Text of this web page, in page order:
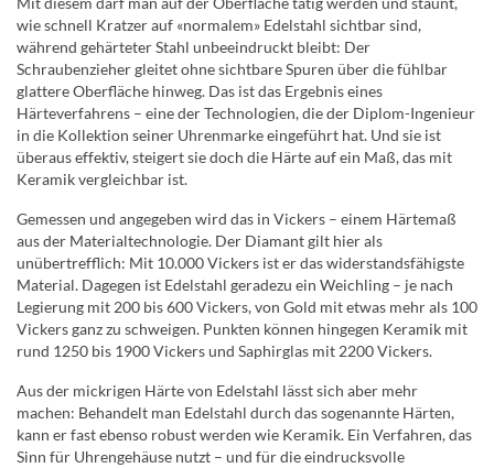
wie schnell Kratzer auf «normalem» Edelstahl sichtbar sind,
während gehärteter Stahl unbeeindruckt bleibt: Der
Schraubenzieher gleitet ohne sichtbare Spuren über die fühlbar
glattere Oberfläche hinweg. Das ist das Ergebnis eines
Härteverfahrens – eine der Technologien, die der Diplom-Ingenieur
in die Kollektion seiner Uhrenmarke eingeführt hat. Und sie ist
überaus effektiv, steigert sie doch die Härte auf ein Maß, das mit
Keramik vergleichbar ist.
Gemessen und angegeben wird das in Vickers – einem Härtemaß
aus der Materialtechnologie. Der Diamant gilt hier als
unübertrefflich: Mit 10.000 Vickers ist er das widerstandsfähigste
Material. Dagegen ist Edelstahl geradezu ein Weichling – je nach
Legierung mit 200 bis 600 Vickers, von Gold mit etwas mehr als 100
Vickers ganz zu schweigen. Punkten können hingegen Keramik mit
rund 1250 bis 1900 Vickers und Saphirglas mit 2200 Vickers.
Aus der mickrigen Härte von Edelstahl lässt sich aber mehr
machen: Behandelt man Edelstahl durch das sogenannte Härten,
kann er fast ebenso robust werden wie Keramik. Ein Verfahren, das
Sinn für Uhrengehäuse nutzt – und für die eindrucksvolle